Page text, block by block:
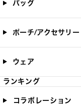
バッグ
ポーチ/アクセサリー
ウェア
ランキング
コラボレーション